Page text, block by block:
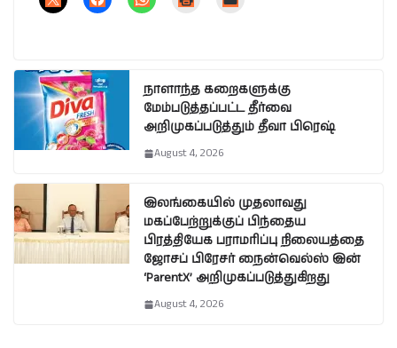
நாளாந்த கறைகளுக்கு
மேம்படுத்தப்பட்ட தீர்வை
அறிமுகப்படுத்தும் தீவா பிரெஷ்
August 4, 2026
இலங்கையில் முதலாவது
மகப்பேற்றுக்குப் பிந்தைய
பிரத்தியேக பராமரிப்பு நிலையத்தை
ஜோசப் பிரேசர் நைன்வெல்ஸ் இன்
‘ParentX’ அறிமுகப்படுத்துகிறது
August 4, 2026